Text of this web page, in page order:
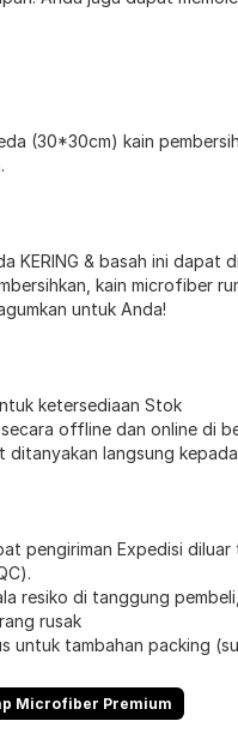
(30*30cm) kain
KERING & basah ini dapat
kain microfiber
untuk Anda!
ketersediaan Stok
offline dan online di
ditanyakan langsung
pengiriman Expedisi
resiko di tanggung
rusak
untuk tambahan packing
Microfiber Premium